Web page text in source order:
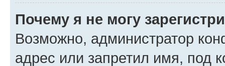
Почему я не могу
Возможно, администратор
адрес или запретил имя, под